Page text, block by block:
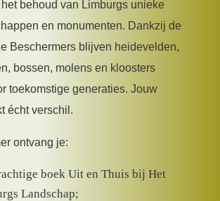
behoud van Limburgs unieke
en monumenten. Dankzij de
Beschermers blijven heidevelden,
bossen, molens en kloosters
toekomstige generaties. Jouw
écht verschil.
ontvang je:
boek Uit en Thuis bij Het
Landschap;